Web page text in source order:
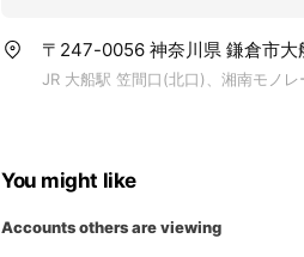
〒247-0056 神奈川県 鎌倉市
JR 大船駅 笠間口(北口)、湘南モノレ
You might like
Accounts others are viewing